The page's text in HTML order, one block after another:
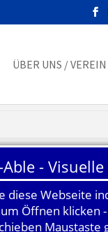
ÜBER UNS / VEREIN
April 2025